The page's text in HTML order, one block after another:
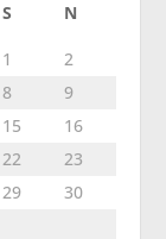
S N
1
2
8
9
15
16
22
23
29
30